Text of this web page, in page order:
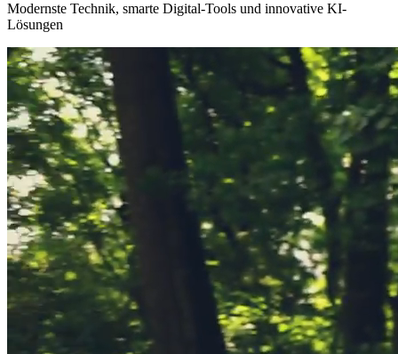
Modernste Technik, smarte Digital-Tools und innovative KI-
Lösungen